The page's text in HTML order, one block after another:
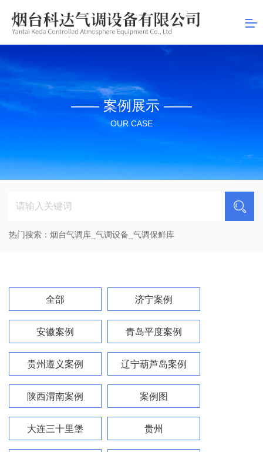
—— 案例展示 ——
OUR CASE
热门搜索： 烟台气调库_气调设备_气调保鲜库
全部 济宁案例
安徽案例 青岛平度案例
贵州遵义案例 辽宁葫芦岛案例
陕西渭南案例 案例图
大连三十里堡 贵州